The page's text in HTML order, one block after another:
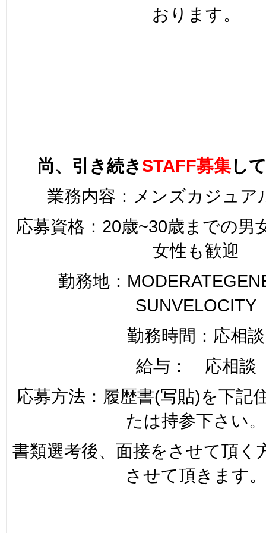
おります。
尚、引き続きSTAFF募集し
業務内容：メンズカジュア
応募資格：20歳~30歳までの
女性も歓迎
勤務地：
SUNVELOCITY
勤務時間：応相談
給与： 応相談
応募方法：履歴書(写貼)を下記
たは持参下さい。
書類選考後、面接をさせて頂く
させて頂きます。